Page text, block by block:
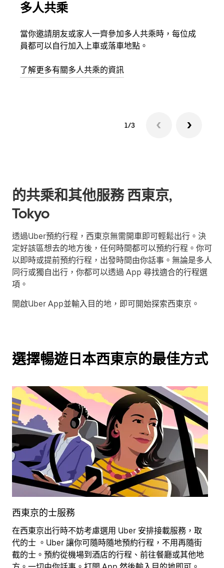
多人共乘
當你邀請朋友或家人一齊參加多人共乘時，每位成
員都可以自行加入上車或落車地點。
了解更多有關多人共乘的資訊
1/3
的共乘和其他服務 西東京,
Tokyo
透過Uber預約行程，西東京無需開車即可輕鬆出行。決
定好該區想去的地方後，任何時間都可以預約行程。你可
以即時或提前預約行程，出發時間由你話事。無論是多人
同行或獨自出行，你都可以透過 App 尋找適合的行程選
項。
開啟Uber App並輸入目的地，即可開始探索西東京。
選擇暢遊日本西東京的最佳方式
西東京的士服務
在西東京出行時不妨考慮選用 Uber 安排接載服務，取
代的士 。Uber 讓你可隨時隨地預約行程，不用再隨街
截的士。預約從機場到酒店的行程、前往餐廳或其他地